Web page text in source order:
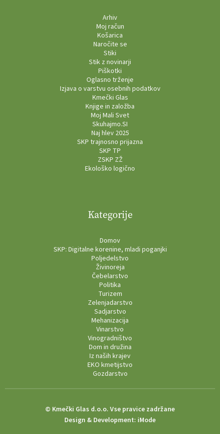
Arhiv
Moj račun
Košarica
Naročite se
Stiki
Stik z novinarji
Piškotki
Oglasno trženje
Izjava o varstvu osebnih podatkov
Kmečki Glas
Knjige in založba
Moj Mali Svet
Skuhajmo.SI
Naj hlev 2025
SKP trajnosno prijazna
SKP TP
ZSKP ZŽ
Ekološko logično
Kategorije
Domov
SKP: Digitalne korenine, mladi poganjki
Poljedelstvo
Živinoreja
Čebelarstvo
Politika
Turizem
Zelenjadarstvo
Sadjarstvo
Mehanizacija
Vinarstvo
Vinogradništvo
Dom in družina
Iz naših krajev
EKO kmetijstvo
Gozdarstvo
© Kmečki Glas d.o.o. Vse pravice zadržane
Design & Development: iMode